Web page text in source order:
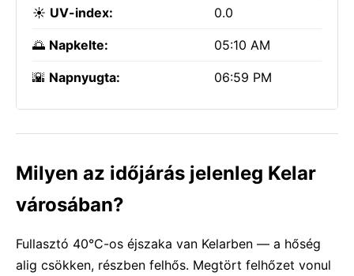
☀️ UV-index: 0.0
🌅 Napkelte: 05:10 AM
🌇 Napnyugta: 06:59 PM
Milyen az időjárás jelenleg Kelar
városában?
Fullasztó 40°C-os éjszaka van Kelarben — a hőség
alig csökken, részben felhős. Megtört felhőzet vonul